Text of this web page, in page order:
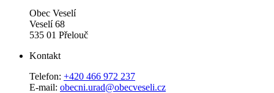
Obec Veselí
Veselí 68
535 01 Přelouč
Kontakt
Telefon: +420 466 972 237
E-mail: obecni.urad@obecveseli.cz